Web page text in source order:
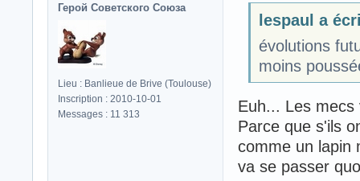
Герой Советского Союза
Lieu : Banlieue de Brive (Toulouse)
Inscription : 2010-10-01
Messages : 11 313
lespaul a
évolutions
moins
Euh... Les
Parce que s'ils
comme un lapin
va se passer